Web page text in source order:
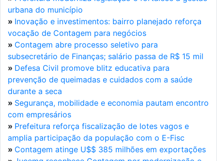
urbana do município
» Inovação e investimentos: bairro planejado reforça
vocação de Contagem para negócios
» Contagem abre processo seletivo para
subsecretário de Finanças; salário passa de R$ 15 mil
» Defesa Civil promove blitz educativa para
prevenção de queimadas e cuidados com a saúde
durante a seca
» Segurança, mobilidade e economia pautam encontro
com empresários
» Prefeitura reforça fiscalização de lotes vagos e
amplia participação da população com o E-Fisc
» Contagem atinge U$$ 385 milhões em exportações